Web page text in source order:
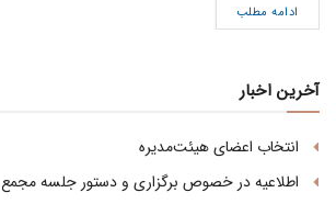
ادامه مطلب
آخرین اخبار
انتخاب اعضای هیئت‌مدیره
اطلاعیه در خصوص برگزاری و دستور جلسه مجمع